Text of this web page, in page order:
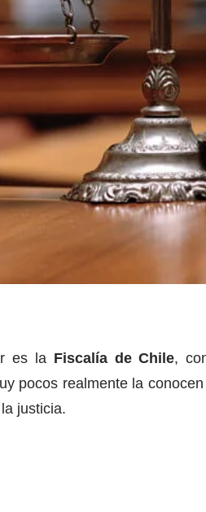
es la Fiscalía de Chile,
pocos realmente la
justicia.